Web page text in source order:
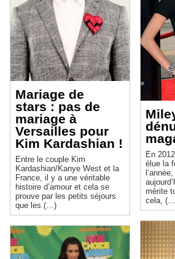
Mariage de
stars : pas de
mariage à
Versailles pour
Kim Kardashian !
Entre le couple Kim
Kardashian/Kanye West et la
France, il y a une véritable
histoire d’amour et cela se
prouve par les petits séjours
que les (…)
En
élue la
mérite
cela,